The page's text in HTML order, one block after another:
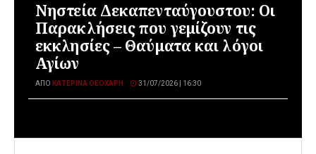
Νηστεία Δεκαπενταύγουστου: Οι
Παρακλήσεις που γεμίζουν τις
εκκλησίες – Θαύματα και λόγοι
Αγίων
ΑΠΌ ΚΑΤΕΡΊΝΑ ΘΕΟΧΆΡΗ 31/07/2026 | 16:30